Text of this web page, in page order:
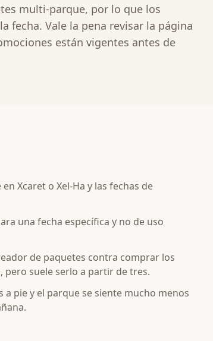
multi-parque, por lo que los
fecha. Vale la pena revisar la página
están vigentes antes de
Xcaret o Xel-Ha y las fechas de
una fecha específica y no de uso
de paquetes contra comprar los
pero suele serlo a partir de tres.
a pie y el parque se siente mucho menos